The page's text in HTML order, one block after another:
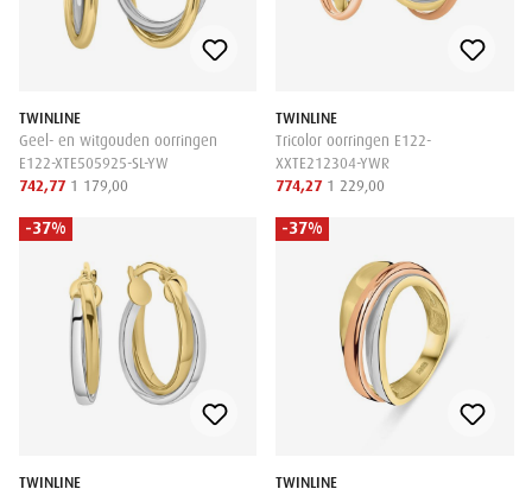
TWINLINE
Geel- en witgouden oorringen
E122-XTE505925-SL-YW
742,77 1 179,00
TWINLINE
Tricolor oorringen E122-
XXTE212304-YWR
774,27 1 229,00
-37%
TWINLINE
-37%
TWINLINE